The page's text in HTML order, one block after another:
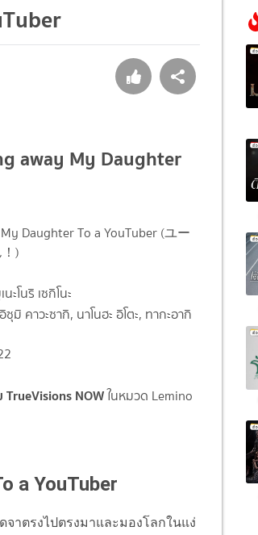
away My Daughter
Daughter To a YouTuber (ユー
)
ะโนริ เซกิโนะ
ซุมิ คาวะซากิ, นาโนฮะ อิโตะ, ทากะอากิ
NOWในหมวด Lemino
a YouTuber
าตรงไปตรงมาและมองโลกในแง่